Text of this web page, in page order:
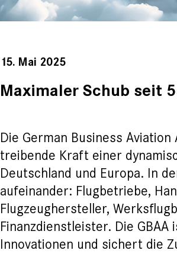
15. Mai 2025
Maximaler Schub seit
Die German Business
treibende Kraft einer
Deutschland und Europa. In
aufeinander: Flugbetriebe,
Flugzeughersteller,
Finanzdienstleister. Die
Innovationen und sichert die